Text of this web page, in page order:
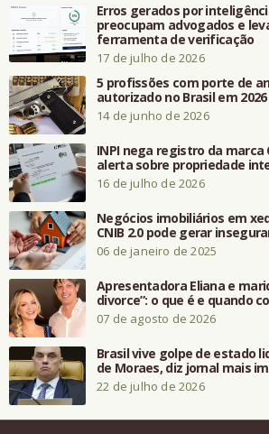
Erros gerados por
preocupam advogados e
ferramenta de verificação
17 de julho de 2026
5 profissões com porte de
autorizado no Brasil em 2026
14 de junho de 2026
INPI nega registro da marca
alerta sobre propriedade
16 de julho de 2026
Negócios imobiliários em
CNIB 2.0 pode gerar
06 de janeiro de 2025
Apresentadora Eliana e
divorce”: o que é e quando
07 de agosto de 2026
Brasil vive golpe de estado
de Moraes, diz jornal mais
22 de julho de 2026